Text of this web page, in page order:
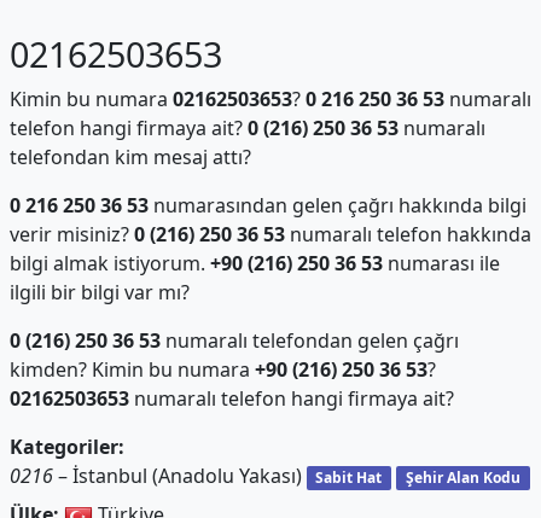
02162503653
Kimin bu numara 02162503653?0 216 250 36 53numaralı
telefon hangi firmaya ait?0 (216) 250 36 53numaralı
telefondan kim mesaj attı?
0 216 250 36 53numarasından gelen çağrı hakkında bilgi
verir misiniz?0 (216) 250 36 53numaralı telefon hakkında
bilgi almak istiyorum. +90 (216) 250 36 53numarası ile
ilgili bir bilgi var mı?
0 (216) 250 36 53numaralı telefondan gelen çağrı
kimden? Kimin bu numara +90 (216) 250 36 53?
02162503653numaralı telefon hangi firmaya ait?
Kategoriler:
0216– İstanbul (Anadolu Yakası) Sabit Hat Şehir Alan Kodu